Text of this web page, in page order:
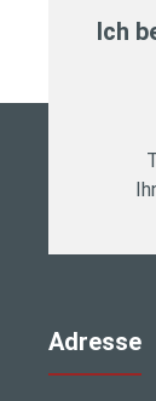
Ich
Adresse